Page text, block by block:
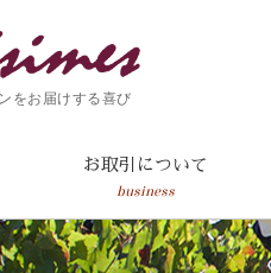
をお届けする喜び
お取引について
business